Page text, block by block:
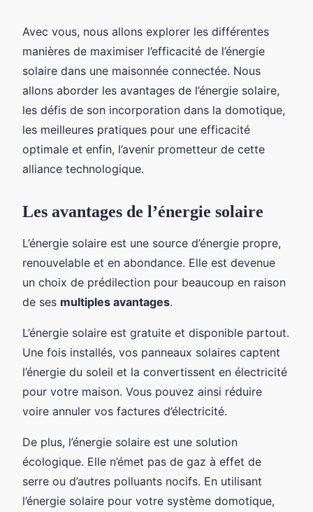
Avec vous, nous allons explorer les différentes
manières de maximiser l’efficacité de l’énergie
solaire dans une maisonnée connectée. Nous
allons aborder les avantages de l’énergie solaire,
les défis de son incorporation dans la domotique,
les meilleures pratiques pour une efficacité
optimale et enfin, l’avenir prometteur de cette
alliance technologique.
Les avantages de l’énergie solaire
L’énergie solaire est une source d’énergie propre,
renouvelable et en abondance. Elle est devenue
un choix de prédilection pour beaucoup en raison
de ses multiples avantages.
L’énergie solaire est gratuite et disponible partout.
Une fois installés, vos panneaux solaires captent
l’énergie du soleil et la convertissent en électricité
pour votre maison. Vous pouvez ainsi réduire
voire annuler vos factures d’électricité.
De plus, l’énergie solaire est une solution
écologique. Elle n’émet pas de gaz à effet de
serre ou d’autres polluants nocifs. En utilisant
l’énergie solaire pour votre système domotique,